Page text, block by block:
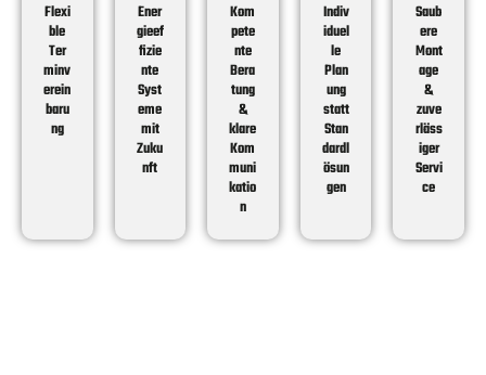
Flexi
ble
Ter
minv
erein
baru
ng
Ener
gieef
fizie
nte
Syst
eme
mit
Zuku
nft
Kom
pete
nte
Bera
tung
&
klare
Kom
muni
katio
n
Indiv
iduel
le
Plan
ung
statt
Stan
dardl
ösun
gen
Saub
ere
Mont
age
&
zuve
rläss
iger
Servi
ce